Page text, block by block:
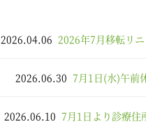
2026.04.06 2026年7月移転リ
2026.06.30 7月1日(水)午前
2026.06.10 7月1日より診療住